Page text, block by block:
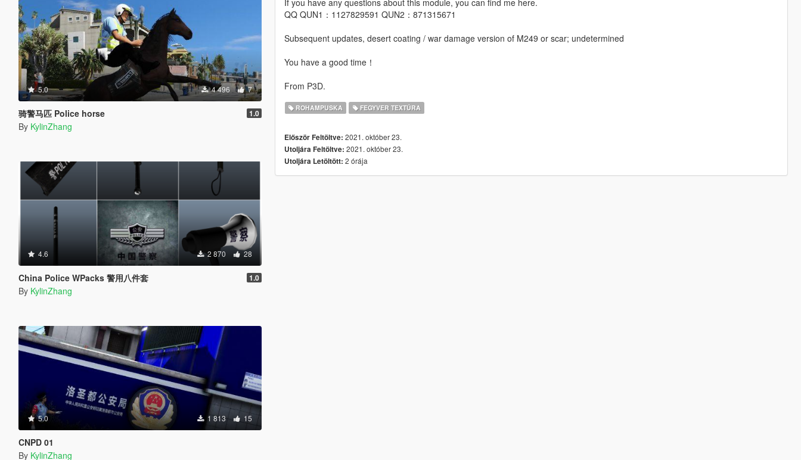
5.0 4 496 7
骑警马匹 Police horse 1.0
By KylinZhang
4.6 2 870 28
China Police WPacks 警用八件套 1.0
By KylinZhang
5.0 1 813 15
CNPD 01
By KylinZhang
If you have any questions about this module, you can find me here.
QQ QUN1：1127829591 QUN2：871315671
Subsequent updates, desert coating / war damage version of M249 or scar; undetermined
You have a good time！
From P3D.
ROHAMPUSKA FEGYVER TEXTÚRA
Először Feltöltve: 2021. október 23.
Utoljára Feltöltve: 2021. október 23.
Utoljára Letöltött: 2 órája